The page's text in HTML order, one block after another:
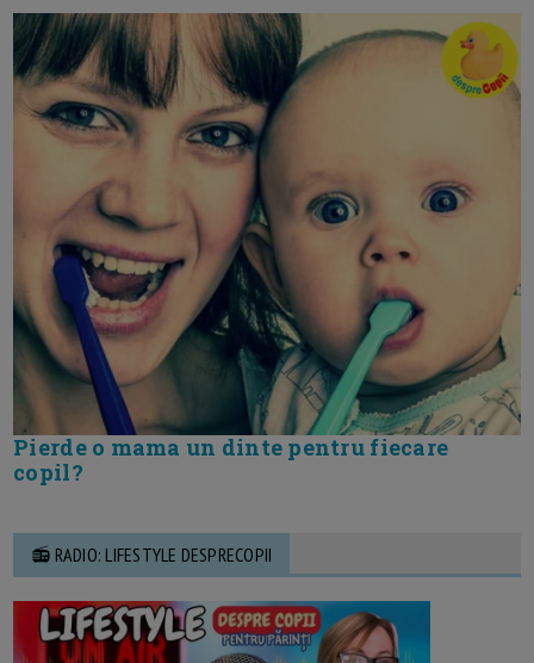
Pierde o mama un dinte pentru fiecare
copil?
📻 RADIO: LIFESTYLE DESPRECOPII